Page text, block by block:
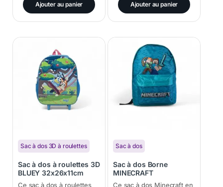
Ajouter au panier Ajouter au panier
Sac à dos 3D à roulettes
Sac à dos à roulettes 3D
BLUEY 32x26x11cm
Ce sac à dos à roulettes
Sac à dos
Sac à dos Borne
MINECRAFT
43x30x18cm
Ce sac à dos Minecraft en